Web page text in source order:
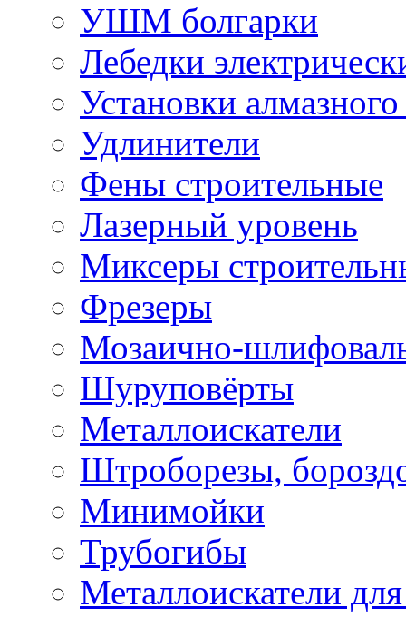
УШМ болгарки
Лебедки
Установки
Удлинители
Фены строительные
Лазерный уровень
Миксеры
Фрезеры
Мозаично-
Шуруповёрты
Металлоискатели
Штроборезы,
Минимойки
Трубогибы
Металлоискатели